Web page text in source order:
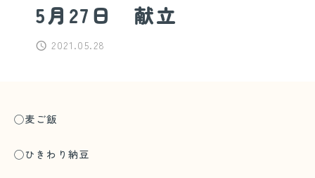
5月27日 献立
2021.05.28
◯麦ご飯
◯ひきわり納豆